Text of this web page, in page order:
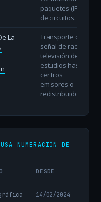
paquetes (IP) o
de circuitos.
La
Transporte de la
señal de radio y
televisión desde
estudios hasta
centros
emisores o
redistribuidores.
NUMERACIÓN DE
DESDE
14/02/2024